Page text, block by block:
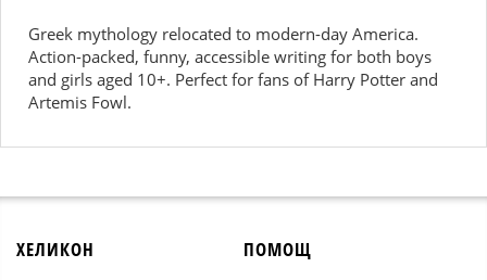
Greek mythology relocated to modern-day America.
Action-packed, funny, accessible writing for both boys
and girls aged 10+. Perfect for fans of Harry Potter and
Artemis Fowl.
ХЕЛИКОН ПОМОЩ